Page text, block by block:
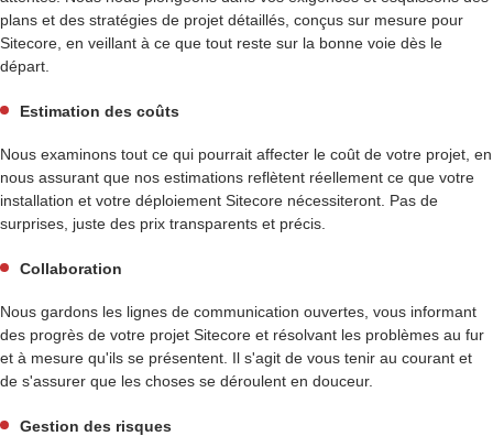
plans et des stratégies de projet détaillés, conçus sur mesure pour
Sitecore, en veillant à ce que tout reste sur la bonne voie dès le
départ.
Estimation des coûts
Nous examinons tout ce qui pourrait affecter le coût de votre projet, en
nous assurant que nos estimations reflètent réellement ce que votre
installation et votre déploiement Sitecore nécessiteront. Pas de
surprises, juste des prix transparents et précis.
Collaboration
Nous gardons les lignes de communication ouvertes, vous informant
des progrès de votre projet Sitecore et résolvant les problèmes au fur
et à mesure qu'ils se présentent. Il s'agit de vous tenir au courant et
de s'assurer que les choses se déroulent en douceur.
Gestion des risques